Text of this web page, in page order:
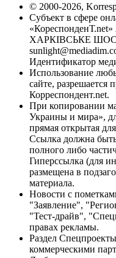
© 2000-2026,
Субъект в сфере
«КореспонденТ.net»
ХАРКІВСЬКЕ ШОСЕ,
Идентификатор
Использование
сайте, разрешается
Корреспондент.net.
При копировании
Украины и мира»,
прямая открытая
Ссылка должна
полного либо
Гиперссылка (для
размещена в
материала.
Новости с
"Заявление",
"Тест-драйв",
правах рекламы.
Раздел
коммерческими